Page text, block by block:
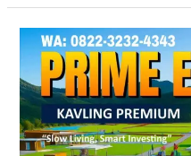
Prime
East
Bogor
–
Tanah
Kavling